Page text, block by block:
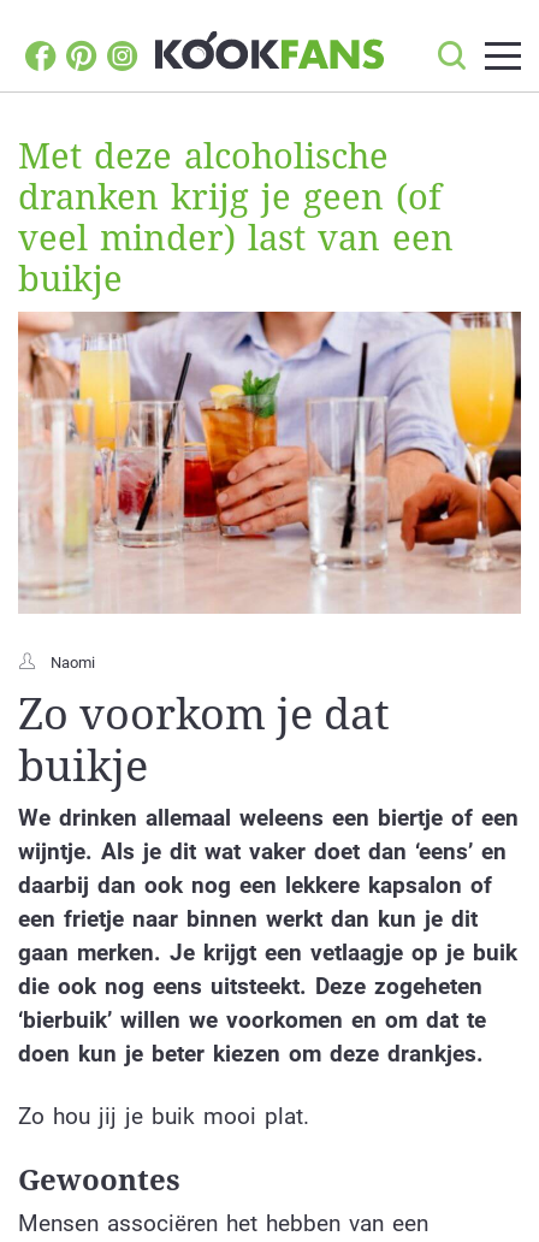
Met deze alcoholische
dranken krijg je geen (of
veel minder) last van een
buikje
Naomi
Zo voorkom je dat
buikje
We drinken allemaal weleens een biertje of een
wijntje. Als je dit wat vaker doet dan ‘eens’ en
daarbij dan ook nog een lekkere kapsalon of
een frietje naar binnen werkt dan kun je dit
gaan merken. Je krijgt een vetlaagje op je buik
die ook nog eens uitsteekt. Deze zogeheten
‘bierbuik’ willen we voorkomen en om dat te
doen kun je beter kiezen om deze drankjes.
Zo hou jij je buik mooi plat.
Gewoontes
Mensen associëren het hebben van een